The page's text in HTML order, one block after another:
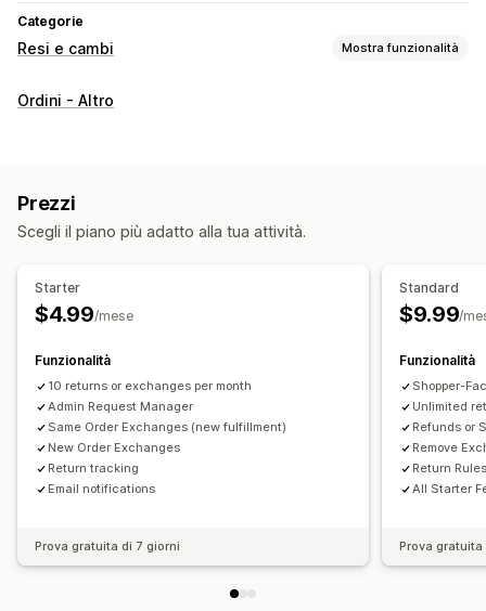
Categorie
Resi e cambi Mostra funzionalità
Opzioni di reso
Gestione dei resi
Portale dei resi
Articoli non restituibili
Notifiche via email
Gestione dei rimborsi
Ordini - Altro
Prezzi
Scegli il piano più adatto alla tua attività.
Starter
$4.99/mese
Funzionalità
10 returns or exchanges per month
Admin Request Manager
Same Order Exchanges (new fulfillment)
New Order Exchanges
Return tracking
Email notifications
Prova gratuita di 7 giorni
Standard
$9.99/
Funzionalità
Shopper-
Unlimited
Refunds or
Remove
Return
All Starter
Prova